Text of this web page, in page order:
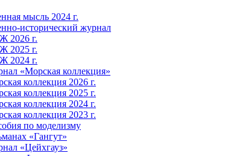
мысль 2024 г.
исторический журнал
2026 г.
2025 г.
2024 г.
«Морская коллекция»
коллекция 2026 г.
коллекция 2025 г.
коллекция 2024 г.
коллекция 2023 г.
по моделизму
«Гангут»
«Цейхгауз»